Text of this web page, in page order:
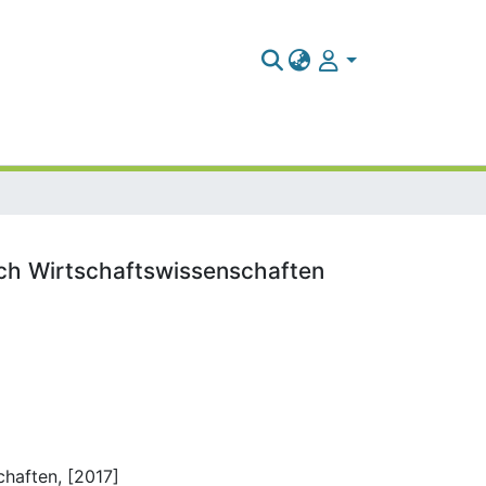
Wirtschaftswissenschaften
[2017]